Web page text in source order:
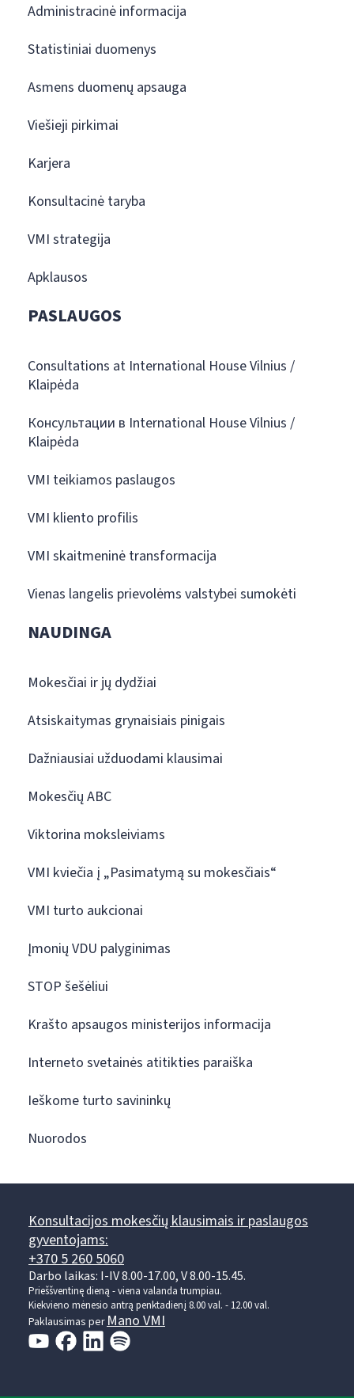
Administracinė informacija
Statistiniai duomenys
Asmens duomenų apsauga
Viešieji pirkimai
Karjera
Konsultacinė taryba
VMI strategija
Apklausos
PASLAUGOS
Consultations at International House Vilnius /
Klaipėda
Консультации в International House Vilnius /
Klaipėda
VMI teikiamos paslaugos
VMI kliento profilis
VMI skaitmeninė transformacija
Vienas langelis prievolėms valstybei sumokėti
NAUDINGA
Mokesčiai ir jų dydžiai
Atsiskaitymas grynaisiais pinigais
Dažniausiai užduodami klausimai
Mokesčių ABC
Viktorina moksleiviams
VMI kviečia į „Pasimatymą su mokesčiais“
VMI turto aukcionai
Įmonių VDU palyginimas
STOP šešėliui
Krašto apsaugos ministerijos informacija
Interneto svetainės atitikties paraiška
Ieškome turto savininkų
Nuorodos
Konsultacijos mokesčių klausimais ir paslaugos
gyventojams:
+370 5 260 5060
Darbo laikas: I-IV 8.00-17.00, V 8.00-15.45.
Prieššventinę dieną - viena valanda trumpiau.
Kiekvieno mėnesio antrą penktadienį 8.00 val. - 12.00 val.
Paklausimas per Mano VMI